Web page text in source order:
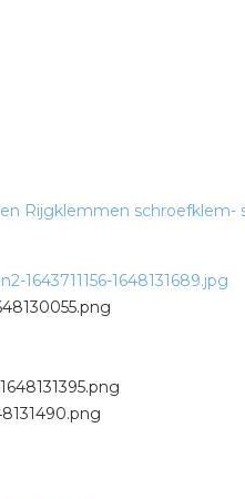
Rijgklemmen schroefklem-